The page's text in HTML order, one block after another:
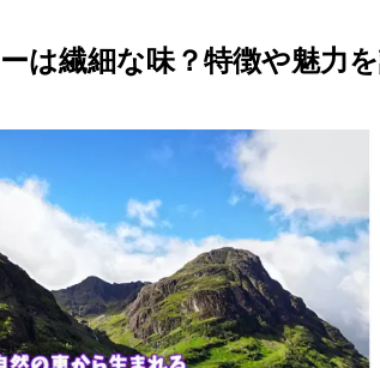
は繊細な味？特徴や魅力